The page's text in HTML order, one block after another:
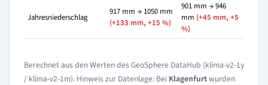
Jahresniederschlag
917 mm → 1050 mm
(+133 mm, +15 %)
901 mm → 946
mm (+45 mm, +5
%)
Berechnet aus den Werten des GeoSphere DataHub (klima-v2-1y
/ klima-v2-1m). Hinweis zur Datenlage: Bei Klagenfurtwurden